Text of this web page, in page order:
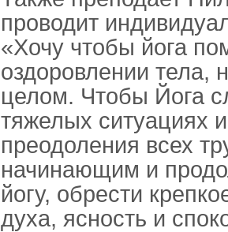
проводит
«Хочу чтобы йога
оздоровлении тела,
целом. Чтобы Йога
тяжелых ситуациях
преодоления всех
начинающим и
йогу, обрести
духа, ясность и